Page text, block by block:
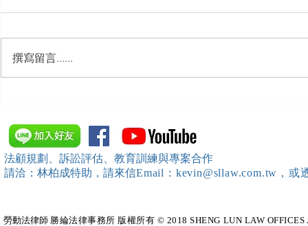
訓練）課程，邀請本所所長 邱
靖棠律師 擔任講師
撰寫留言......
法顧規劃、訴訟評估、教育訓練與專案合作
請洽：林柏成特助 ，請來信Email：kevin@sllaw.com.tw，
勞動法律師​ 勝綸法律事務所 版權所有 © 2018 SHENG LUN LAW